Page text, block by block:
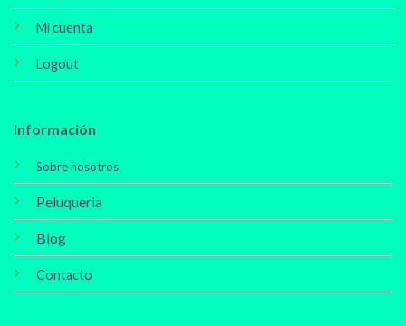
Mi cuenta
Logout
Información
Sobre nosotros
Peluqueria
Blog
Contacto